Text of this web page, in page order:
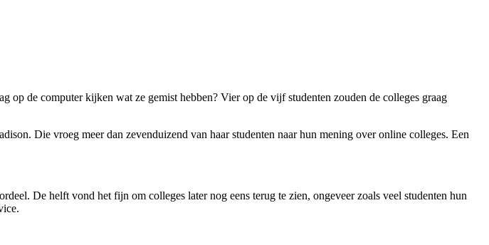
op de computer kijken wat ze gemist hebben? Vier op de vijf studenten zouden de colleges graag
Die vroeg meer dan zevenduizend van haar studenten naar hun mening over online colleges. Een
De helft vond het fijn om colleges later nog eens terug te zien, ongeveer zoals veel studenten hun